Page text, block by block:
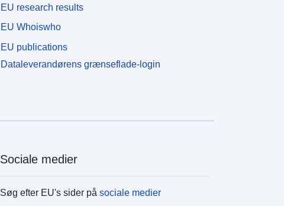
EU research results
EU Whoiswho
EU publications
Dataleverandørens grænseflade-login
Sociale medier
Søg efter EU's sider påsociale medier